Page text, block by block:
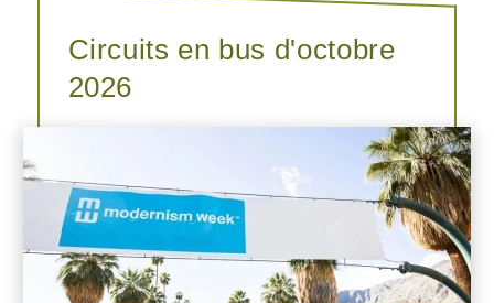
Circuits en bus d'octobre
2026